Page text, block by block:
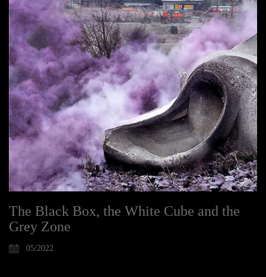
The Black Box, the White Cube and the
Grey Zone
05/2022